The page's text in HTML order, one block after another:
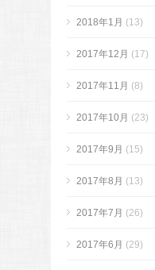
2018年1月 (13)
2017年12月 (17)
2017年11月 (8)
2017年10月 (23)
2017年9月 (15)
2017年8月 (13)
2017年7月 (26)
2017年6月 (29)